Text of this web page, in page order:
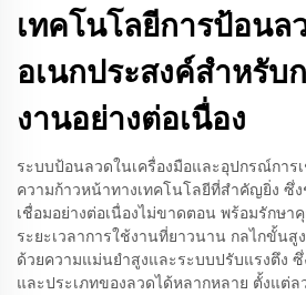
เทคโนโลยีการป้อนล
อเนกประสงค์สำหรับ
งานอย่างต่อเนื่อง
ระบบป้อนลวดในเครื่องมือและอุปกรณ์การ
ความก้าวหน้าทางเทคโนโลยีที่สำคัญยิ่ง ซึ่
เชื่อมอย่างต่อเนื่องไม่ขาดตอน พร้อมรักษ
ระยะเวลาการใช้งานที่ยาวนาน กลไกขั้น
ด้วยความแม่นยำสูงและระบบปรับแรงตึง
และประเภทของลวดได้หลากหลาย ตั้งแต่